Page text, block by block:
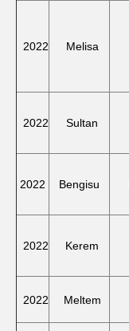
2022 Melisa
2022 Sultan
2022 Bengisu
2022 Kerem
2022 Meltem